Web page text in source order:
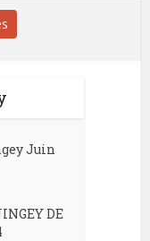
Juin
DE